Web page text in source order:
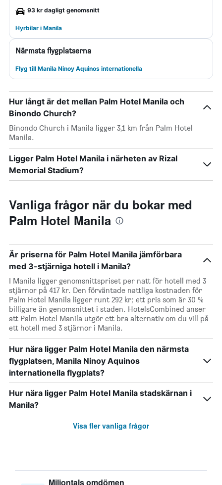
93 kr dagligt genomsnitt
Hyrbilar i Manila
Närmsta flygplatserna
Flyg till Manila Ninoy Aquinos internationella
Hur långt är det mellan Palm Hotel Manila och
Binondo Church?
Binondo Church i Manila ligger 3,1 km från Palm Hotel
Manila.
Ligger Palm Hotel Manila i närheten av Rizal
Memorial Stadium?
Vanliga frågor när du bokar med
Palm Hotel Manila
Är priserna för Palm Hotel Manila jämförbara
med 3-stjärniga hotell i Manila?
I Manila ligger genomsnittspriset per natt för hotell med 3
stjärnor på 417 kr. Den förväntade nattliga kostnaden för
Palm Hotel Manila ligger runt 292 kr; ett pris som är 30 %
billigare än genomsnittet i staden. HotelsCombined anser
att Palm Hotel Manila utgör ett bra alternativ om du vill på
ett hotell med 3 stjärnor i Manila.
Hur nära ligger Palm Hotel Manila den närmsta
flygplatsen, Manila Ninoy Aquinos
internationella flygplats?
Hur nära ligger Palm Hotel Manila stadskärnan i
Manila?
Visa fler vanliga frågor
Miljontals omdömen